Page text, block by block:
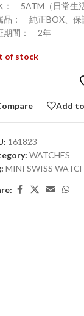
： 5ATM（日常生
品： 純正BOX、保
期間： 2年
of stock
Add
161823
WATCHES
MINI SWISS